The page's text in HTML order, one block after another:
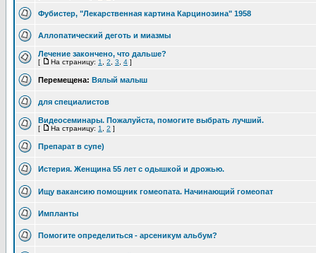
Фубистер, "Лекарственная картина Карцинозина" 1958
Аллопатический деготь и миазмы
Лечение закончено, что дальше?
[ На страницу: 1 2 3 4 ]
Перемещена: Вялый малыш
для специалистов
Видеосеминары. Пожалуйста, помогите выбрать лучший.
[ На страницу: 1 2 ]
Препарат в супе)
Истерия. Женщина 55 лет с одышкой и дрожью.
Ищу вакансию помощник гомеопата. Начинающий гомеопат
Импланты
Помогите определиться - арсеникум альбум?